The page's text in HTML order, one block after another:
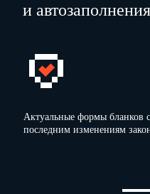
и
Актуальные формы бланков
последним изменениям